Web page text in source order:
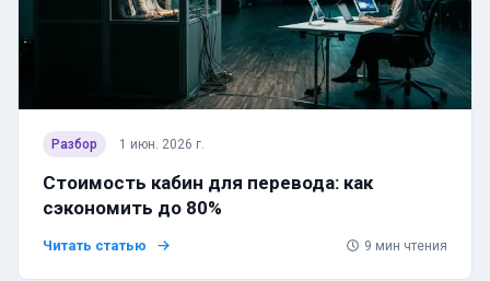
Разбор 1 июн. 2026 г.
Стоимость кабин для перевода: как
сэкономить до 80%
Читать статью 9 мин чтения